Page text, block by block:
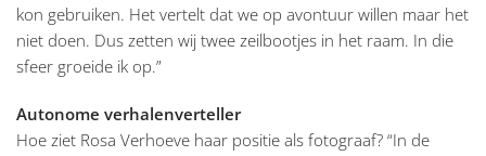
kon gebruiken. Het vertelt dat we op avontuur willen maar het
niet doen. Dus zetten wij twee zeilbootjes in het raam. In die
sfeer groeide ik op.”
Autonome verhalenverteller
Hoe ziet Rosa Verhoeve haar positie als fotograaf? “In de